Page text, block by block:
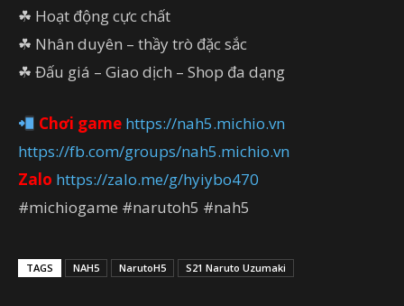
☘ Hoạt động cực chất
☘ Nhân duyên – thầy trò đặc sắc
☘ Đấu giá – Giao dịch – Shop đa dạng
Chơi game https://nah5.michio.vn
https://fb.com/groups/nah5.michio.vn
Zalo https://zalo.me/g/hyiybo470
#michiogame #narutoh5 #nah5
TAGS NAH5 NarutoH5 S21 Naruto Uzumaki